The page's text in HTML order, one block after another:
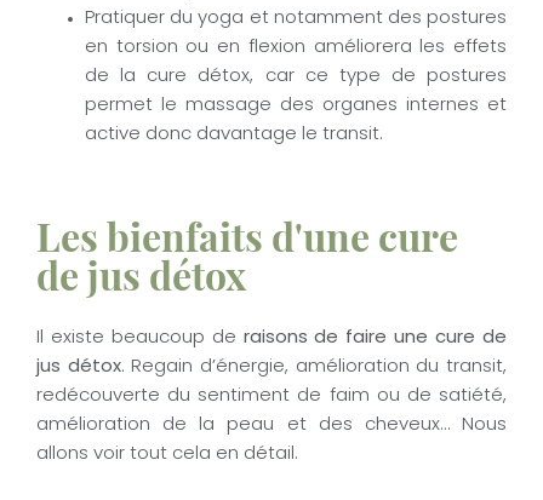
Pratiquer du yoga et notamment des postures
en torsion ou en flexion améliorera les effets
de la cure détox, car ce type de postures
permet le massage des organes internes et
active donc davantage le transit.
Les bienfaits d'une cure
de jus détox
Il existe beaucoup de raisons de faire une cure de
jus détox. Regain d’énergie, amélioration du transit,
redécouverte du sentiment de faim ou de satiété,
amélioration de la peau et des cheveux… Nous
allons voir tout cela en détail.